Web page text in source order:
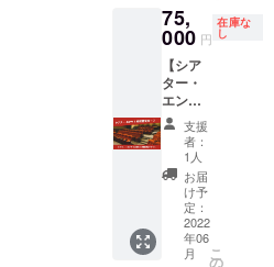
エンヤ
ペア鑑
賞券 ・
ホーム
ページ
にお名
前記
載 ※
備考欄
に掲載
名のご
記入を
お願い
致しま
す。掲
エンヤ
トート
バッ
グ ・
やまだ
ないと×
シア
ター・
エンヤ
Tシャ
ツ 全
３種
（それ
ぞれに
つきサ
間：2時
間程度
日程：
2022年
7月以降
※館長・
甲斐田
晴子の
詳細プ
ロ
フィー
ルにつ
いて下
記参照
くださ
75,
000 円
在庫な
し
【シア
ター・
エンヤ
3時間貸
切コー
ス】 ・
シア
ター・
エンヤ
(62席)
３時間
貸切チ
支援
者：
1人
お届
け予
定：
2022
年06
月
こ
の